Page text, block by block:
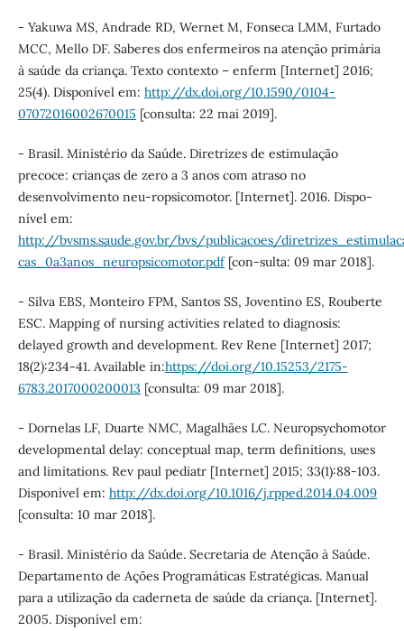
- Yakuwa MS, Andrade RD, Wernet M, Fonseca LMM, Furtado
MCC, Mello DF. Saberes dos enfermeiros na atenção primária
à saúde da criança. Texto contexto – enferm [Internet] 2016;
25(4). Disponível em: http://dx.doi.org/10.1590/0104-
07072016002670015 [consulta: 22 mai 2019].
- Brasil. Ministério da Saúde. Diretrizes de estimulação
precoce: crianças de zero a 3 anos com atraso no
desenvolvimento neu-ropsicomotor. [Internet]. 2016. Dispo-
nível em:
http://bvsms.saude.gov.br/bvs/publicacoes/
cas_0a3anos_neuropsicomotor.pdf[con-sulta: 09 mar 2018].
- Silva EBS, Monteiro FPM, Santos SS, Joventino ES, Rouberte
ESC. Mapping of nursing activities related to diagnosis:
delayed growth and development. Rev Rene [Internet] 2017;
18(2):234-41. Available in:https://doi.org/10.15253/2175-
6783.2017000200013 [consulta: 09 mar 2018].
- Dornelas LF, Duarte NMC, Magalhães LC. Neuropsychomotor
developmental delay: conceptual map, term definitions, uses
and limitations. Rev paul pediatr [Internet] 2015; 33(1):88-103.
Disponível em: http://dx.doi.org/10.1016/j.rpped.2014.04.009
[consulta: 10 mar 2018].
- Brasil. Ministério da Saúde. Secretaria de Atenção à Saúde.
Departamento de Ações Programáticas Estratégicas. Manual
para a utilização da caderneta de saúde da criança. [Internet].
2005. Disponível em: